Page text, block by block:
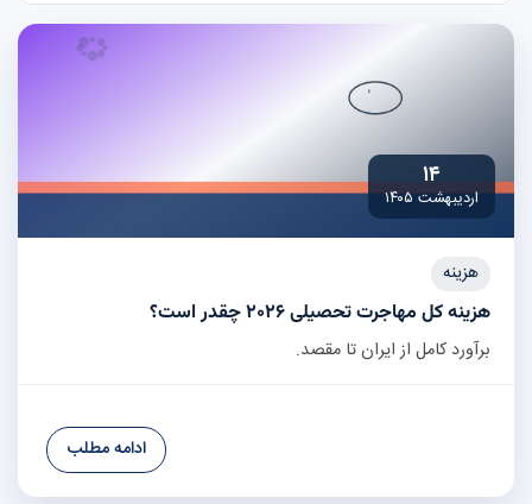
۱۴
اردیبهشت ۱۴۰۵
هزینه
هزینه کل مهاجرت تحصیلی ۲۰۲۶ چقدر است؟
برآورد کامل از ایران تا مقصد.
ادامه مطلب